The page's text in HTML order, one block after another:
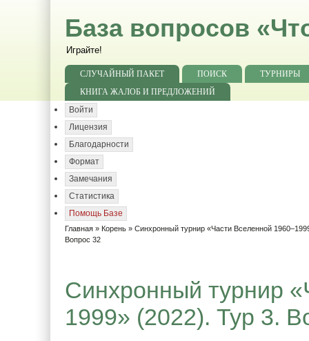
База вопросов
Играйте!
СЛУЧАЙНЫЙ ПАКЕТ ПОИСК
ТУРНИРЫ
КНИГА ЖАЛОБ И ПРЕДЛОЖЕНИЙ
Войти
Лицензия
Благодарности
Формат
Замечания
Статистика
Помощь Базе
Главная » Корень » Синхронный турнир «Части Вселенной
Вопрос 32
Синхронный турнир
1999» (2022). Тур 3.